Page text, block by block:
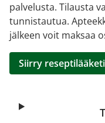
palvelusta. Tilausta
tunnistautua.
jälkeen voit maksaa
Siirry